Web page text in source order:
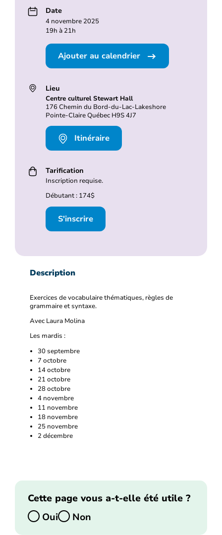
Date
4 novembre 2025
19h à 21h
Ajouter au calendrier
Lieu
Centre culturel Stewart Hall
176 Chemin du Bord-du-Lac-Lakeshore
Pointe-Claire Québec H9S 4J7
Itinéraire
Tarification
Inscription requise.
Débutant : 174$
S'inscrire
Description
Exercices de vocabulaire thématiques, règles de
grammaire et syntaxe.
Avec Laura Molina
Les mardis :
30 septembre
7 octobre
14 octobre
21 octobre
28 octobre
4 novembre
11 novembre
18 novembre
25 novembre
2 décembre
Cette page vous a-t-elle été utile ?
Oui
Non